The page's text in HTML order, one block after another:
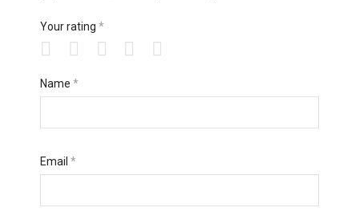
Your rating *
Name *
Email *